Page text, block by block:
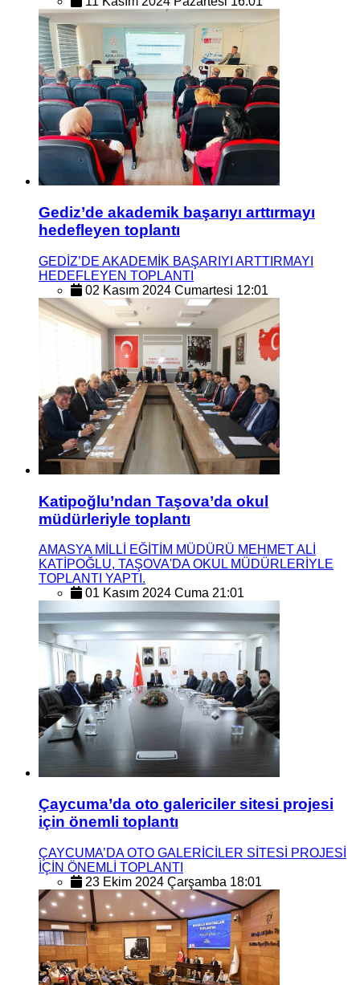
Gediz’de akademik başarıyı arttırmayı
hedefleyen toplantı
GEDİZ’DE AKADEMİK BAŞARIYI ARTTIRMAYI
HEDEFLEYEN TOPLANTI
02 Kasım 2024 Cumartesi 12:01
Katipoğlu’ndan Taşova’da okul
müdürleriyle toplantı
AMASYA MİLLİ EĞİTİM MÜDÜRÜ MEHMET ALİ
KATİPOĞLU, TAŞOVA'DA OKUL MÜDÜRLERİYLE
TOPLANTI YAPTI.
01 Kasım 2024 Cuma 21:01
Çaycuma’da oto galericiler sitesi projesi
için önemli toplantı
ÇAYCUMA’DA OTO GALERİCİLER SİTESİ PROJESİ
İÇİN ÖNEMLİ TOPLANTI
23 Ekim 2024 Çarşamba 18:01